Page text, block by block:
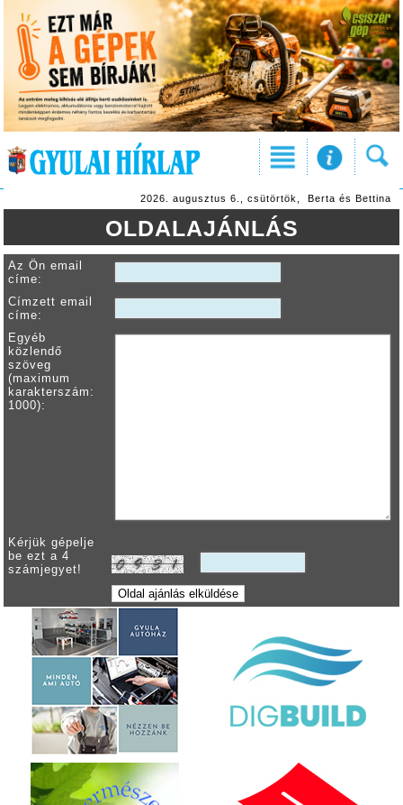
2026. augusztus 6., csütörtök, Berta és Bettina
OLDALAJÁNLÁS
Az Ön email
címe:
Címzett email
címe:
Egyéb
közlendő
szöveg
(maximum
karakterszám:
1000):
Kérjük gépelje
be ezt a 4
számjegyet!